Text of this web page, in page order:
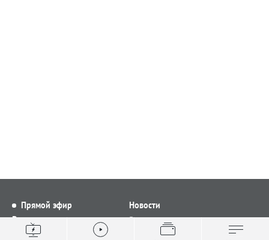
Прямой эфир
Видео
Выпуски новостей
Новости
Все новости
Общество